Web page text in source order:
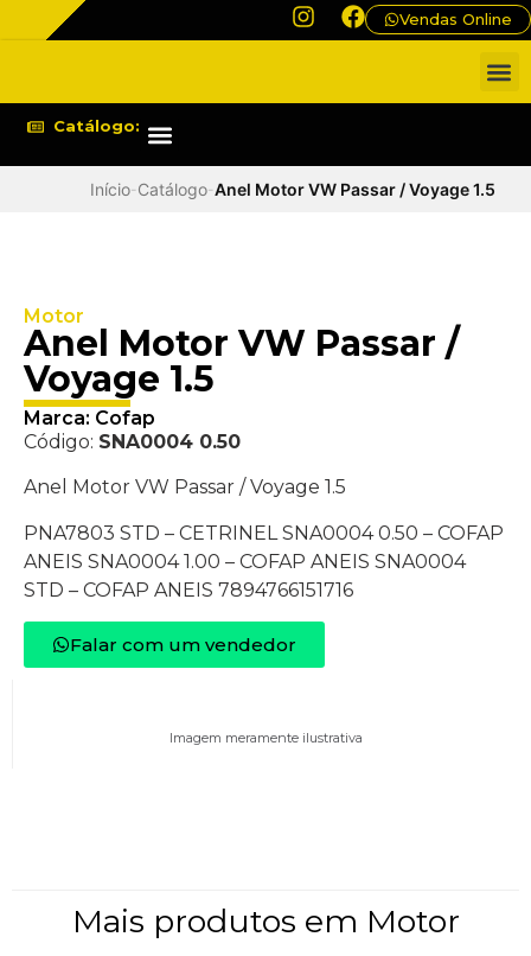
Vendas Online
Catálogo:
Início-Catálogo-Anel Motor VW Passar / Voyage 1.5
Motor
Anel Motor VW Passar /
Voyage 1.5
Marca: Cofap
Código: SNA0004 0.50
Anel Motor VW Passar / Voyage 1.5
PNA7803 STD – CETRINEL SNA0004 0.50 – COFAP
ANEIS SNA0004 1.00 – COFAP ANEIS SNA0004
STD – COFAP ANEIS 7894766151716
Falar com um vendedor
Imagem meramente ilustrativa
Mais produtos em Motor